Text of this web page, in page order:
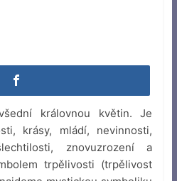
královnou květin. Je
krásy, mládí, nevinnosti,
znovuzrození a
trpělivosti (trpělivost